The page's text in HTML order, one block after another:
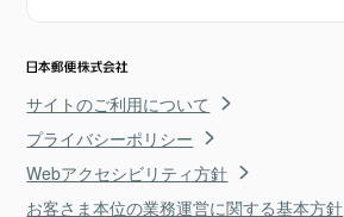
サイトのご利用について
プライバシーポリシー
Webアクセシビリティ方針
お客さま本位の業務運営に関する基本方針